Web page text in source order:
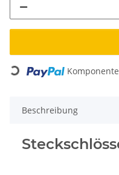
Loading...
Beschreibung